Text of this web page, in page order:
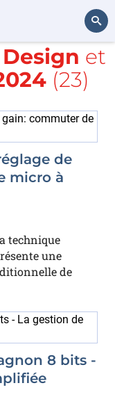
Rechercher
balise
et
(23)
de
micro à
technique
une
de
8 bits -